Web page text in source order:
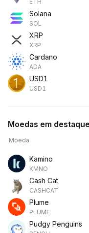
ETH
Solana
SOL
XRP
XRP
Cardano
ADA
USD1
USD1
Moedas em destaque
Moeda
Kamino
KMNO
Cash Cat
CASHCAT
Plume
PLUME
Pudgy Penguins